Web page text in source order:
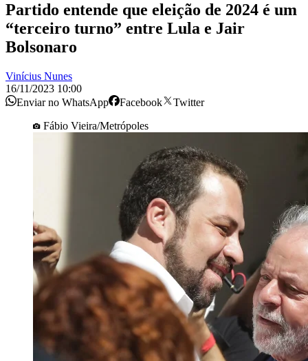
Partido entende que eleição de 2024 é um
“terceiro turno” entre Lula e Jair
Bolsonaro
Vinícius Nunes
16/11/2023 10:00
Enviar no WhatsApp
Facebook
Twitter
Fábio Vieira/Metrópoles